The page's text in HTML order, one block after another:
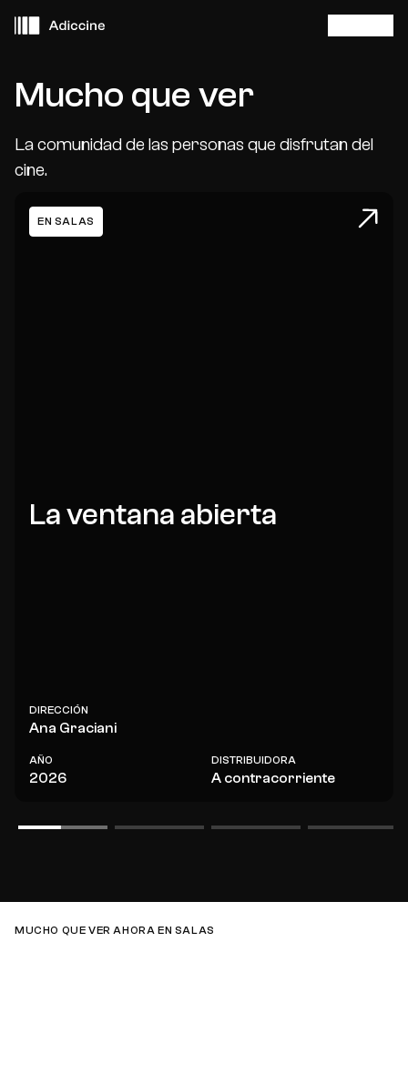
IniciarBuscar
Cerca de ti
Películas
Mucho que ver
La comunidad de las personas que disfrutan del
cine.
EN SALAS
La ventana abierta
DIRECCIÓN
Ana Graciani
AÑO
2026
DISTRIBUIDORA
A contracorriente
MUCHO QUE VER AHORA EN SALAS